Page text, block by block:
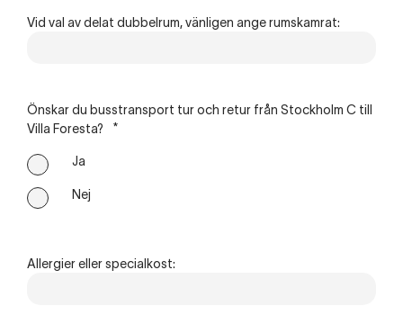
Vid val av delat dubbelrum, vänligen ange rumskamrat:
Önskar du busstransport tur och retur från Stockholm C till
Villa Foresta?
*
Ja
Nej
Allergier eller specialkost: